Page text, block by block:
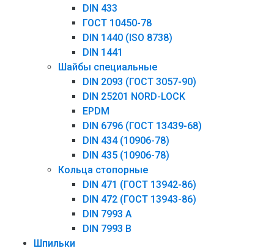
DIN 433
ГОСТ 10450-78
DIN 1440 (ISO 8738)
DIN 1441
Шайбы специальные
DIN 2093 (ГОСТ 3057-90)
DIN 25201 NORD-LOCK
EPDM
DIN 6796 (ГОСТ 13439-68)
DIN 434 (10906-78)
DIN 435 (10906-78)
Кольца стопорные
DIN 471 (ГОСТ 13942-86)
DIN 472 (ГОСТ 13943-86)
DIN 7993 А
DIN 7993 B
Шпильки